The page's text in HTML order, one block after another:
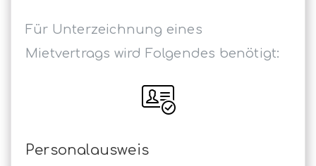
Für Unterzeichnung eines
Mietvertrags wird Folgendes benötigt:
Personalausweis